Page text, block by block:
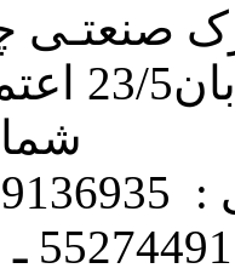
صنعتـی
دانگه ، خیابان 24 ،